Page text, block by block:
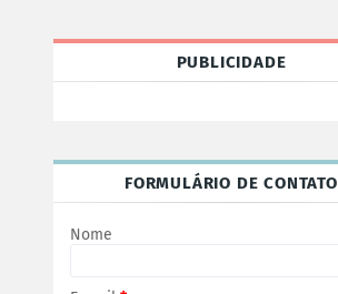
PUBLICIDADE
FORMULÁRIO DE CONTATO
Nome